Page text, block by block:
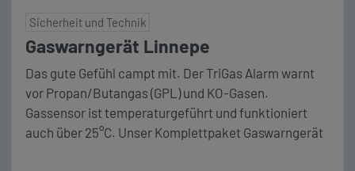
Sicherheit und Technik
Gaswarngerät Linnepe
Das gute Gefühl campt mit. Der TriGas Alarm warnt
vor Propan/Butangas (GPL) und KO-Gasen.
Gassensor ist temperaturgeführt und funktioniert
auch über 25°C. Unser Komplettpaket Gaswarngerät